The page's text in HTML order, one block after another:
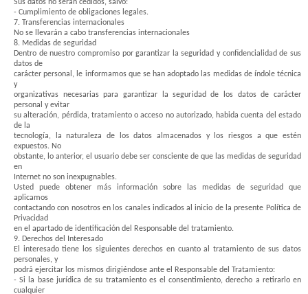
Sus datos no serán cedidos, salvo:
- Cumplimiento de obligaciones legales.
7. Transferencias internacionales
No se llevarán a cabo transferencias internacionales
8. Medidas de seguridad
Dentro de nuestro compromiso por garantizar la seguridad y confidencialidad de sus
datos de
carácter personal, le informamos que se han adoptado las medidas de índole técnica
y
organizativas necesarias para garantizar la seguridad de los datos de carácter
personal y evitar
su alteración, pérdida, tratamiento o acceso no autorizado, habida cuenta del estado
de la
tecnología, la naturaleza de los datos almacenados y los riesgos a que estén
expuestos. No
obstante, lo anterior, el usuario debe ser consciente de que las medidas de seguridad
en
Internet no son inexpugnables.
Usted puede obtener más información sobre las medidas de seguridad que
aplicamos
contactando con nosotros en los canales indicados al inicio de la presente Política de
Privacidad
en el apartado de identificación del Responsable del tratamiento.
9. Derechos del Interesado
El interesado tiene los siguientes derechos en cuanto al tratamiento de sus datos
personales, y
podrá ejercitar los mismos dirigiéndose ante el Responsable del Tratamiento:
- Si la base jurídica de su tratamiento es el consentimiento, derecho a retirarlo en
cualquier